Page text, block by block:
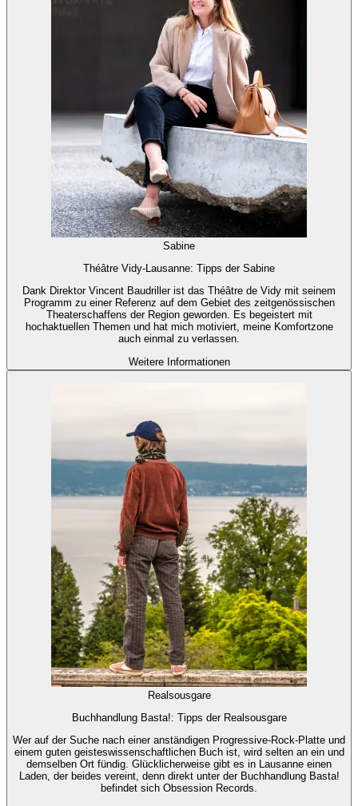
Sabine
Théâtre Vidy-Lausanne: Tipps der Sabine
Dank Direktor Vincent Baudriller ist das Théâtre de Vidy mit seinem
Programm zu einer Referenz auf dem Gebiet des zeitgenössischen
Theaterschaffens der Region geworden. Es begeistert mit
hochaktuellen Themen und hat mich motiviert, meine Komfortzone
auch einmal zu verlassen.
Weitere Informationen
Realsousgare
Buchhandlung Basta!: Tipps der Realsousgare
Wer auf der Suche nach einer anständigen Progressive-Rock-Platte und
einem guten geisteswissenschaftlichen Buch ist, wird selten an ein und
demselben Ort fündig. Glücklicherweise gibt es in Lausanne einen
Laden, der beides vereint, denn direkt unter der Buchhandlung Basta!
befindet sich Obsession Records.